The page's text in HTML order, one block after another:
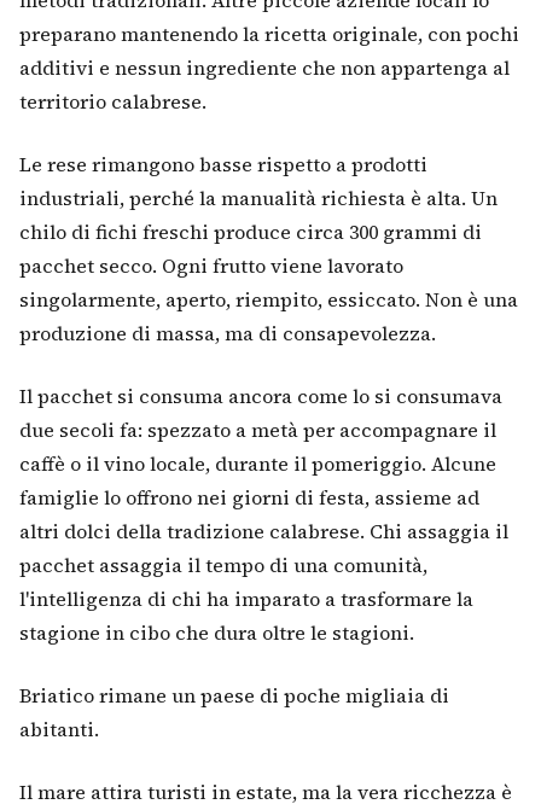
preparano mantenendo la ricetta originale, con pochi
additivi e nessun ingrediente che non appartenga al
territorio calabrese.
Le rese rimangono basse rispetto a prodotti
industriali, perché la manualità richiesta è alta. Un
chilo di fichi freschi produce circa 300 grammi di
pacchet secco. Ogni frutto viene lavorato
singolarmente, aperto, riempito, essiccato. Non è una
produzione di massa, ma di consapevolezza.
Il pacchet si consuma ancora come lo si consumava
due secoli fa: spezzato a metà per accompagnare il
caffè o il vino locale, durante il pomeriggio. Alcune
famiglie lo offrono nei giorni di festa, assieme ad
altri dolci della tradizione calabrese. Chi assaggia il
pacchet assaggia il tempo di una comunità,
l'intelligenza di chi ha imparato a trasformare la
stagione in cibo che dura oltre le stagioni.
Briatico rimane un paese di poche migliaia di
abitanti.
Il mare attira turisti in estate, ma la vera ricchezza è